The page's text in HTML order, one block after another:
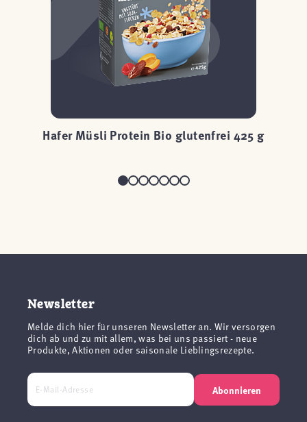
Hafer Müsli Protein Bio glutenfrei 425 g
Newsletter
Melde dich hier für unseren Newsletter an. Wir versorgen
dich ab und zu mit allem, was bei uns passiert - neue
Produkte, Aktionen oder saisonale Lieblingsrezepte.
Abonnieren